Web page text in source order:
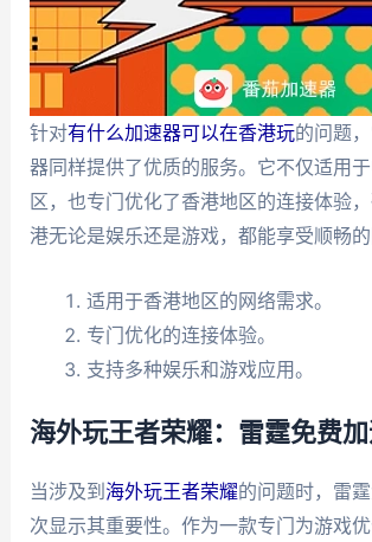
针对有什么加速器可以在香港玩的问题
器同样提供了优质的服务。它不仅适用
区，也专门优化了香港地区的连接体验
港无论是娱乐还是游戏，都能享受顺畅的
适用于香港地区的网络需求。
专门优化的连接体验。
支持多种娱乐和游戏应用。
海外玩王者荣耀：雷霆免费
当涉及到海外玩王者荣耀的问题时，雷
次显示其重要性。作为一款专门为游戏优